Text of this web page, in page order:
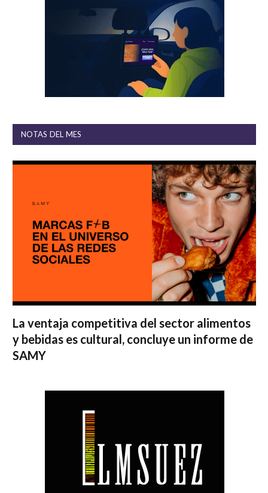
NOTAS DEL MES
La ventaja competitiva del sector alimentos
y bebidas es cultural, concluye un informe de
SAMY